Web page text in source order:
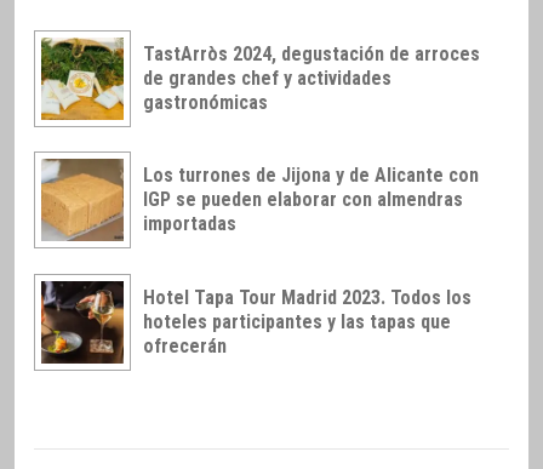
TastArròs 2024, degustación de arroces
de grandes chef y actividades
gastronómicas
Los turrones de Jijona y de Alicante con
IGP se pueden elaborar con almendras
importadas
Hotel Tapa Tour Madrid 2023. Todos los
hoteles participantes y las tapas que
ofrecerán